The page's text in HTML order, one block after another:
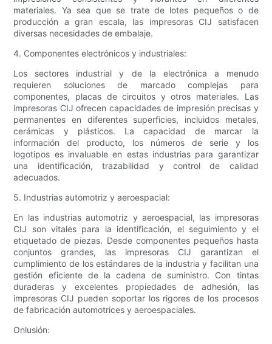
materiales. Ya sea que se trate de lotes pequeños o de
producción a gran escala, las impresoras CIJ satisfacen
diversas necesidades de embalaje.
4. Componentes electrónicos y industriales:
Los sectores industrial y de la electrónica a menudo
requieren soluciones de marcado complejas para
componentes, placas de circuitos y otros materiales. Las
impresoras CIJ ofrecen capacidades de impresión precisas y
permanentes en diferentes superficies, incluidos metales,
cerámicas y plásticos. La capacidad de marcar la
información del producto, los números de serie y los
logotipos es invaluable en estas industrias para garantizar
una identificación, trazabilidad y control de calidad
adecuados.
5. Industrias automotriz y aeroespacial:
En las industrias automotriz y aeroespacial, las impresoras
CIJ son vitales para la identificación, el seguimiento y el
etiquetado de piezas. Desde componentes pequeños hasta
conjuntos grandes, las impresoras CIJ garantizan el
cumplimiento de los estándares de la industria y facilitan una
gestión eficiente de la cadena de suministro. Con tintas
duraderas y excelentes propiedades de adhesión, las
impresoras CIJ pueden soportar los rigores de los procesos
de fabricación automotrices y aeroespaciales.
Onlusión: